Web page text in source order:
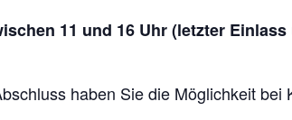
11 und 16 Uhr (letzter Einlass
haben Sie die Möglichkeit bei